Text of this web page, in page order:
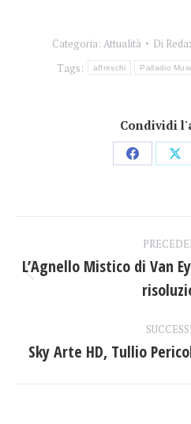
Categoria: Attualità Di
Tags:
affreschi Palladio
Condividi
Condividi
tra
post
L’Agnello Mistico di Van
Sky Arte HD, Tullio